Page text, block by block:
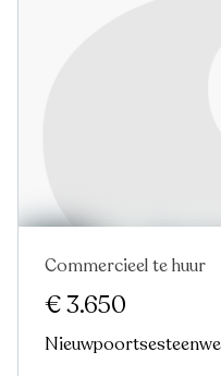
Nieuw
Commercieel te huur
€ 3.650